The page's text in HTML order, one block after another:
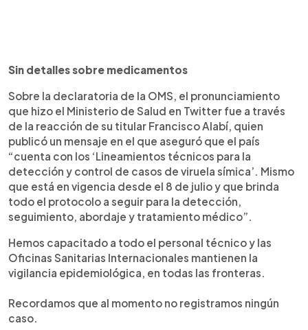
Sin detalles sobre medicamentos
Sobre la declaratoria de la OMS, el pronunciamiento
que hizo el Ministerio de Salud en Twitter fue a través
de la reacción de su titular Francisco Alabí, quien
publicó un mensaje en el que aseguró que el país
“cuenta con los ‘Lineamientos técnicos para la
detección y control de casos de viruela símica’. Mismo
que está en vigencia desde el 8 de julio y que brinda
todo el protocolo a seguir para la detección,
seguimiento, abordaje y tratamiento médico”.
Hemos capacitado a todo el personal técnico y las
Oficinas Sanitarias Internacionales mantienen la
vigilancia epidemiológica, en todas las fronteras.
Recordamos que al momento no registramos ningún
caso.